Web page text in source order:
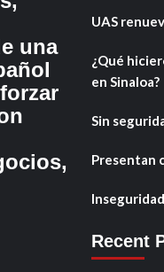
una
UAS
¿Qué
en Sinaloa?
Sin
Presentan
Recent